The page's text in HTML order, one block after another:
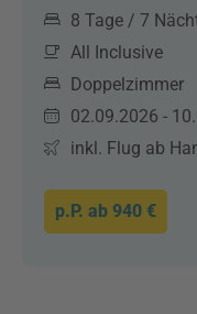
8 Tage / 7
All Inclusive
Doppelzimmer
02.09.2026 -
inkl. Flug ab
p.P. ab 940 €